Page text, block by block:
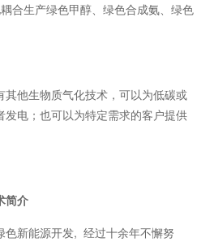
合生产绿色甲醇、绿色合成氨、绿色
其他生物质气化技术，可以为低碳或
发电；也可以为特定需求的客户提供
简介
色新能源开发, 经过十余年不懈努